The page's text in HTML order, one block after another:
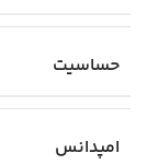
حساسیت
امپدانس